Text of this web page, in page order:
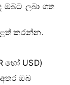
ඔබට ලබා ගත
කරන්න.
හෝ USD)
ඔබ